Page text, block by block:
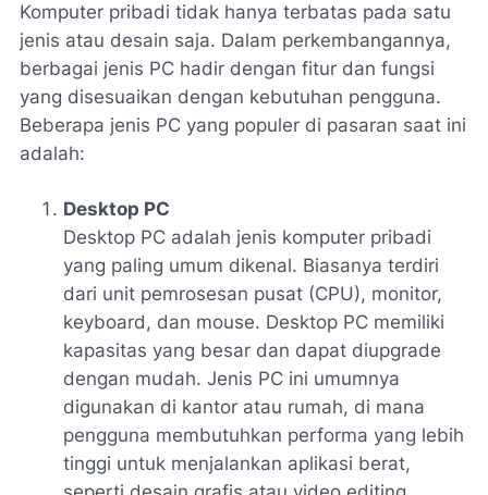
Komputer pribadi tidak hanya terbatas pada satu
jenis atau desain saja. Dalam perkembangannya,
berbagai jenis PC hadir dengan fitur dan fungsi
yang disesuaikan dengan kebutuhan pengguna.
Beberapa jenis PC yang populer di pasaran saat ini
adalah:
Desktop PC
Desktop PC adalah jenis komputer pribadi
yang paling umum dikenal. Biasanya terdiri
dari unit pemrosesan pusat (CPU), monitor,
keyboard, dan mouse. Desktop PC memiliki
kapasitas yang besar dan dapat diupgrade
dengan mudah. Jenis PC ini umumnya
digunakan di kantor atau rumah, di mana
pengguna membutuhkan performa yang lebih
tinggi untuk menjalankan aplikasi berat,